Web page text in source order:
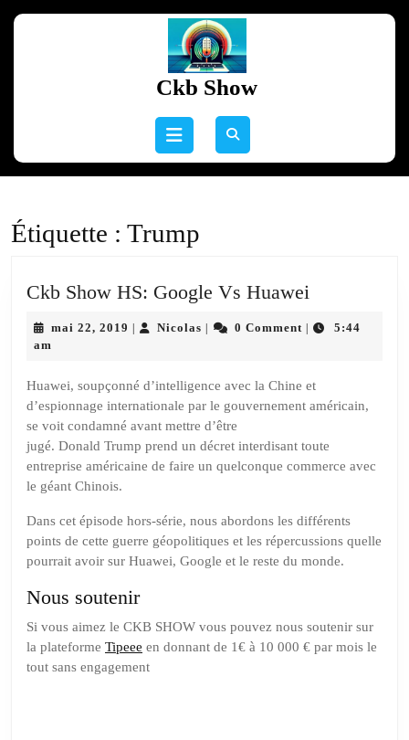
Ckb Show
Open
Étiquette : Trump
Ckb Show HS: Google Vs Huawei
HS:
Vs
Huawei
mai 22, 2019 mai
Nicolas Nicolas0 Comment
5:44
am
Huawei, soupçonné d’intelligence avec la Chine et
d’espionnage internationale par le gouvernement américain,
se voit condamné avant mettre d’être
jugé. Donald Trump prend un décret interdisant toute
entreprise américaine de faire un quelconque commerce avec
le géant Chinois.
Dans cet épisode hors-série, nous abordons les différents
points de cette guerre géopolitiques et les répercussions quelle
pourrait avoir sur Huawei, Google et le reste du monde.
Nous soutenir
Si vous aimez le CKB SHOW vous pouvez nous soutenir sur
la plateforme Tipeee en donnant de 1€ à 10 000 € par mois le
tout sans engagement